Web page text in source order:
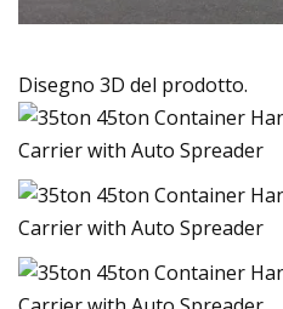
Disegno 3D del prodotto.